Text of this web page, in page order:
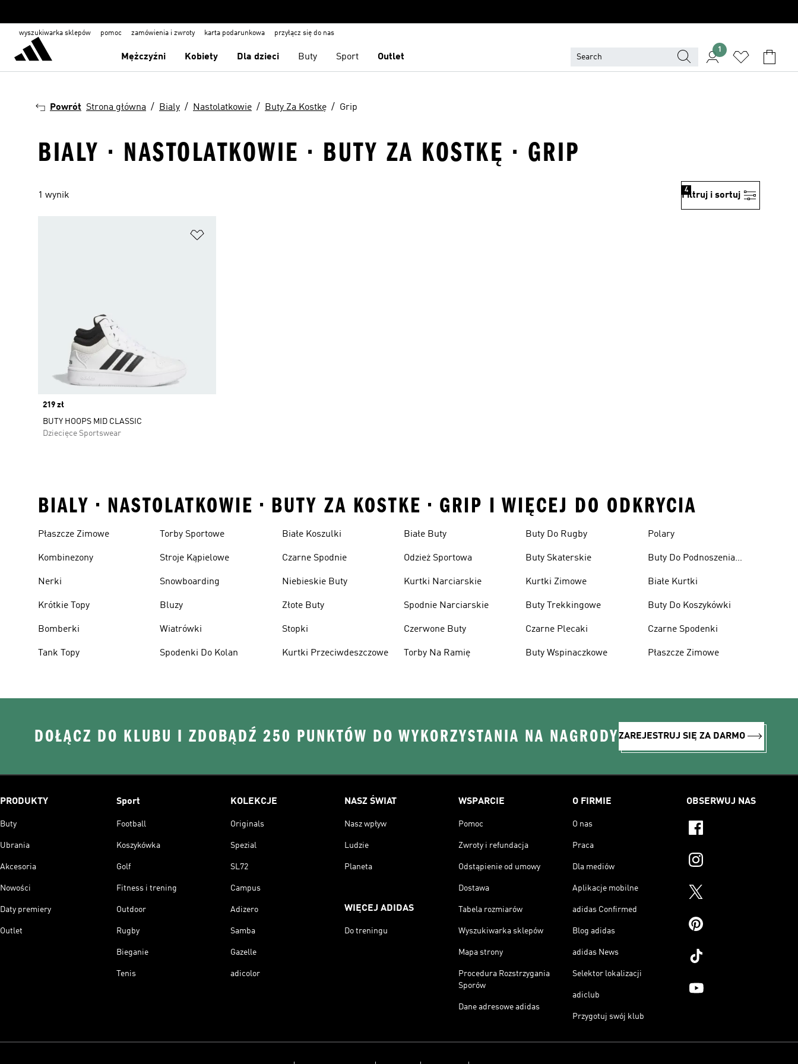
wyszukiwarka sklepów pomoc zamówienia i zwroty karta podarunkowa przyłącz się do nas
Mężczyźni Kobiety Dla dzieci Buty Sport Outlet
1
Powrót Strona główna Bialy Nastolatkowie Buty Za Kostkę Grip
BIALY · NASTOLATKOWIE · BUTY ZA KOSTKĘ · GRIP
1 wynik Filtruj i sortuj
4
Price
219 zł
BUTY HOOPS MID CLASSIC
Dziecięce Sportswear
BIALY • NASTOLATKOWIE • BUTY ZA KOSTKE • GRIP I WIĘCEJ DO ODKRYCIA
Płaszcze Zimowe
Kombinezony
Nerki
Krótkie Topy
Bomberki
Tank Topy
Torby Sportowe
Stroje Kąpielowe
Snowboarding
Bluzy
Wiatrówki
Spodenki Do Kolan
Białe Koszulki
Czarne Spodnie
Niebieskie Buty
Złote Buty
Stopki
Kurtki Przeciwdeszczowe
Białe Buty
Odzież Sportowa
Kurtki Narciarskie
Spodnie Narciarskie
Czerwone Buty
Torby Na Ramię
Buty Do Rugby
Buty Skaterskie
Kurtki Zimowe
Buty Trekkingowe
Czarne Plecaki
Buty Wspinaczkowe
Polary
Buty Do Podnoszenia
Białe Kurtki
Buty Do Koszykówki
Czarne Spodenki
Płaszcze Zimowe
DOŁĄCZ DO KLUBU I ZDOBĄDŹ 250 PUNKTÓW DO WYKORZYSTANIA NA NAGRODYZAREJESTRUJ SIĘ ZA DARMO
PRODUKTY
Buty
Ubrania
Akcesoria
Nowości
Daty premiery
Outlet
Sport
Football
Koszykówka
Golf
Fitness i trening
Outdoor
Rugby
Bieganie
Tenis
KOLEKCJE
Originals
Spezial
SL72
Campus
Adizero
Samba
Gazelle
adicolor
NASZ ŚWIAT
Nasz wpływ
Ludzie
Planeta
WIĘCEJ ADIDAS
Do treningu
WSPARCIE
Pomoc
Zwroty i refundacja
Odstąpienie od umowy
Dostawa
Tabela rozmiarów
Wyszukiwarka sklepów
Mapa strony
Procedura Rozstrzygania
Sporów
Dane adresowe adidas
O FIRMIE
O nas
Praca
Dla mediów
Aplikacje mobilne
adidas Confirmed
Blog adidas
adidas News
Selektor lokalizacji
adiclub
Przygotuj swój klub
OBSERWUJ NAS